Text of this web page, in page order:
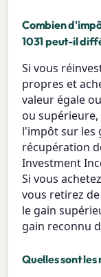
Combien
1031 peut-il
Si vous
propres et
valeur égale
ou supérieure,
l'impôt sur les
récupération
Investment
Si vous
vous retirez
le gain
gain reconnu
Quelles sont les